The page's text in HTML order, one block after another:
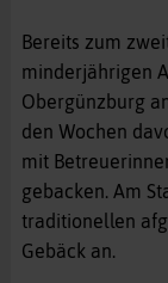
Bereits zum
minderjährigen
Obergünzburg
den Wochen
mit
gebacken. Am
traditionellen
Gebäck an.